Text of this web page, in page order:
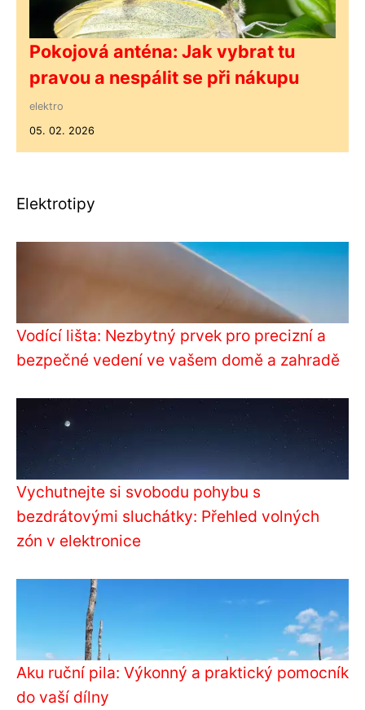
Pokojová anténa: Jak vybrat tu
pravou a nespálit se při nákupu
elektro
05. 02. 2026
Elektrotipy
Vodící lišta: Nezbytný prvek pro precizní a
bezpečné vedení ve vašem domě a zahradě
Vychutnejte si svobodu pohybu s
bezdrátovými sluchátky: Přehled volných
zón v elektronice
Aku ruční pila: Výkonný a praktický pomocník
do vaší dílny